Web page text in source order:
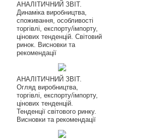
АНАЛІТИЧНИЙ ЗВІТ.
Динаміка виробництва,
споживання, особливості
торгівлі, експорту/імпорту,
цінових тенденцій. Світовий
ринок. Висновки та
рекомендації
АНАЛІТИЧНИЙ ЗВІТ.
Огляд виробництва,
торгівлі, експорту/імпорту,
цінових тенденцій.
Тенденції світового ринку.
Висновки та рекомендації